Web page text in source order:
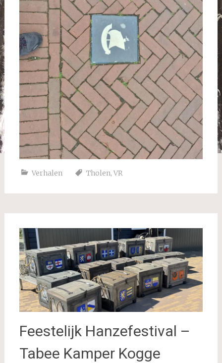
Verhalen Tholen, VR
Feestelijk Hanzefestival –
Tabee Kamper Kogge